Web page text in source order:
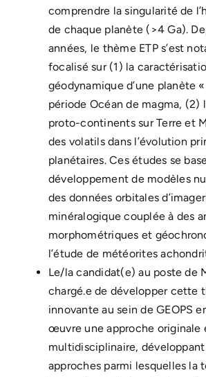
comprendre la singularité de
de chaque planète (>4 Ga).
années, le thème ETP s’est
focalisé sur (1) la
géodynamique d’une planète
période Océan de magma, (2)
proto-continents sur Terre et
des volatils dans l’évolution
planétaires. Ces études se
développement de modèles
des données orbitales
minéralogique couplée à des
morphométriques et
l’étude de météorites
Le/la candidat(e) au poste de
chargé.e de développer cette
innovante au sein de GEOPS
œuvre une approche originale
multidisciplinaire,
approches parmi lesquelles la